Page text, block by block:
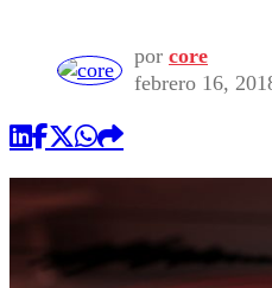
Seleccion
Economía
Publicaciones
Opinión
por core
febrero 16,